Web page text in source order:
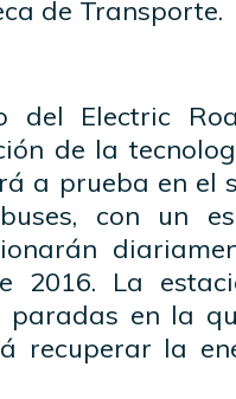
de Transporte.
del Electric
de la
a prueba en el
con un
2016. La
en la
recuperar la